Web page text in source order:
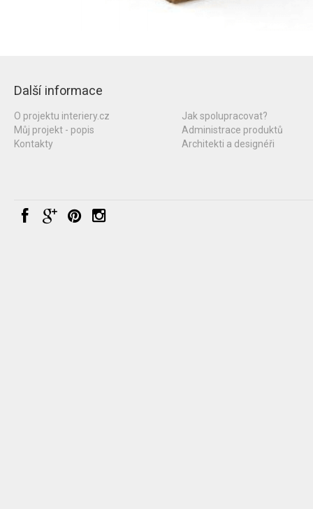
Další informace
O projektu interiery.cz
Můj projekt - popis
Kontakty
Jak spolupracovat?
Administrace produktů
Architekti a designéři